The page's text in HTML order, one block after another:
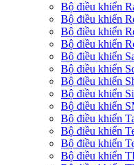
Bộ điều khiển
Bộ điều khiển
Bộ điều khiển
Bộ điều khiển
Bộ điều khiển
Bộ điều khiển
Bộ điều khiển
Bộ điều khiển
Bộ điều khiển
Bộ điều khiển
Bộ điều khiển
Bộ điều khiển
Bộ điều khiển